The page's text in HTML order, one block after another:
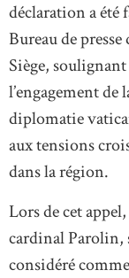
déclaration a été
Bureau de
Siège, soulignant
l’engagement de
diplomatie
aux tensions
dans la région.
Lors de cet
cardinal Parolin,
considéré